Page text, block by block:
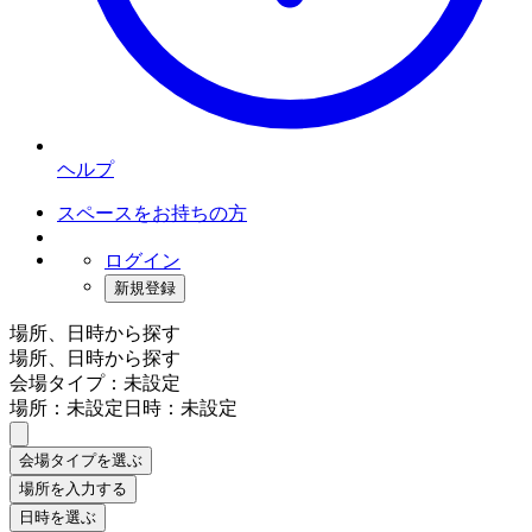
ヘルプ
スペースをお持ちの方
ログイン
新規登録
場所、日時から探す
場所、日時から探す
会場タイプ：未設定
場所：未設定日時：未設定
会場タイプを選ぶ
場所を入力する
日時を選ぶ